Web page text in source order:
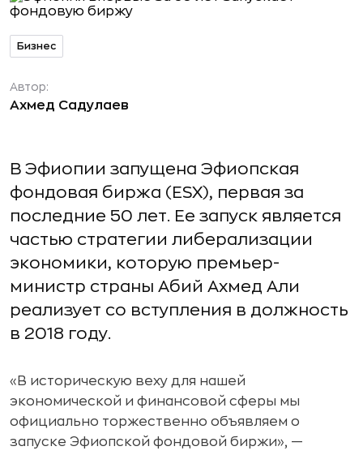
Бизнес
Автор:
Ахмед Садулаев
В Эфиопии запущена Эфиопская
фондовая биржа (ESX), первая за
последние 50 лет. Ее запуск является
частью стратегии либерализации
экономики, которую премьер-
министр страны Абий Ахмед Али
реализует со вступления в должность
в 2018 году.
«В историческую веху для нашей
экономической и финансовой сферы мы
официально торжественно объявляем о
запуске Эфиопской фондовой биржи», —